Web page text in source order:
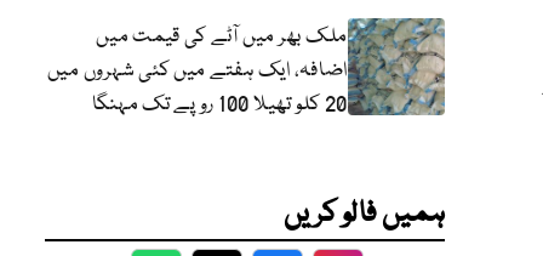
ملک بھر میں آٹے کی قیمت میں
اضافہ، ایک ہفتے میں کئی شہروں میں
20 کلو تھیلا 100 روپے تک مہنگا
ہمیں فالو کریں